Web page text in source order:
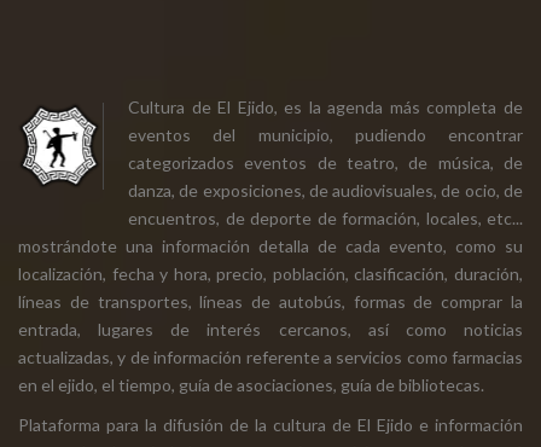
Cultura de El Ejido, es la agenda más completa de
eventos del municipio, pudiendo encontrar
categorizados eventos de teatro, de música, de
danza, de exposiciones, de audiovisuales, de ocio, de
encuentros, de deporte de formación, locales, etc...
mostrándote una información detalla de cada evento, como su
localización, fecha y hora, precio, población, clasificación, duración,
líneas de transportes, líneas de autobús, formas de comprar la
entrada, lugares de interés cercanos, así como noticias
actualizadas, y de información referente a servicios como farmacias
en el ejido, el tiempo, guía de asociaciones, guía de bibliotecas.
Plataforma para la difusión de la cultura de El Ejido e información